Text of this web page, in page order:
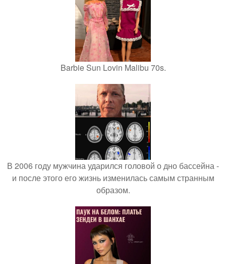
Barbie Sun Lovin Malibu 70s.
В 2006 году мужчина ударился головой о дно бассейна -
и после этого его жизнь изменилась самым странным
образом.